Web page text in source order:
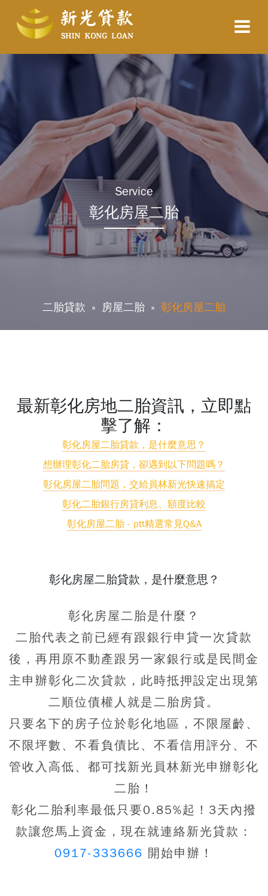
Service
彰化房屋二胎
二胎貸款 房屋二胎 彰化房屋二胎
最新彰化房地二胎資訊，立即點
擊了解：
彰化房屋二胎貸款，是什麼意思？
想辦理彰化二胎房貸，卻遇到以下問題嗎？
彰化房屋二胎問題，交給員林新光快速搞定
彰化二胎銀行房貸利息、額度比較
彰化房屋二胎 - ptt精選常見Q&A
彰化房屋二胎貸款，是什麼意思？
彰化房屋二胎是什麼？
二胎代表之前已經有跟銀行申貸一次貸款
後，再用原不動產跟另一家銀行或是民間金
主申辦彰化二次貸款，此時抵押設定出現第
二順位債權人就是二胎房貸。
只要名下的房子位於彰化地區， 不限屋齡、
不限坪數、不看負債比、不看信用評分、不
管收入高低、都可找新光員林新光申辦彰化
二胎！
彰化二胎利率最低只要0.85%起！3天內撥
款讓您馬上資金 ，現在就連絡新光貸款：
0917-333666 開始申辦！